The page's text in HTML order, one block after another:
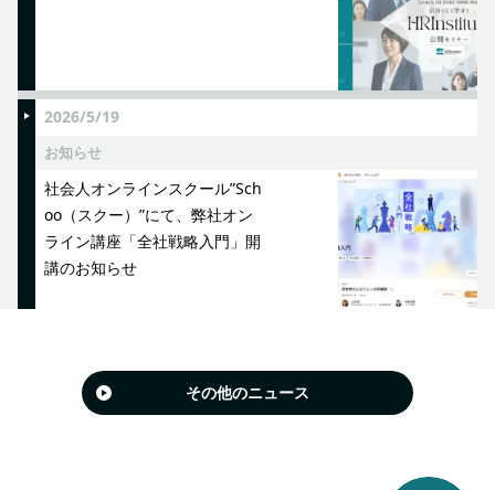
2026/5/19
お知らせ
社会人オンラインスクール”Sch
oo（スクー）”にて、弊社オン
ライン講座「全社戦略入門」開
講のお知らせ
その他のニュース